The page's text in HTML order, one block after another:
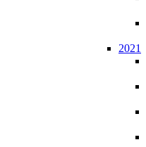
2021